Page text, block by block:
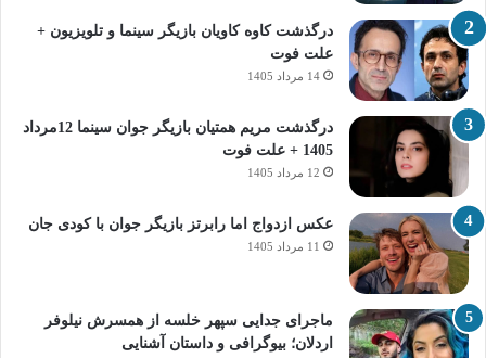
درگذشت کاوه کاویان بازیگر سینما و تلویزیون +
علت فوت
14 مرداد 1405
درگذشت مریم همتیان بازیگر جوان سینما 12مرداد
1405 + علت فوت
12 مرداد 1405
عکس ازدواج اما رابرتز بازیگر جوان با کودی جان
11 مرداد 1405
ماجرای جدایی سپهر خلسه از همسرش نیلوفر
اردلان؛ بیوگرافی و داستان آشنایی